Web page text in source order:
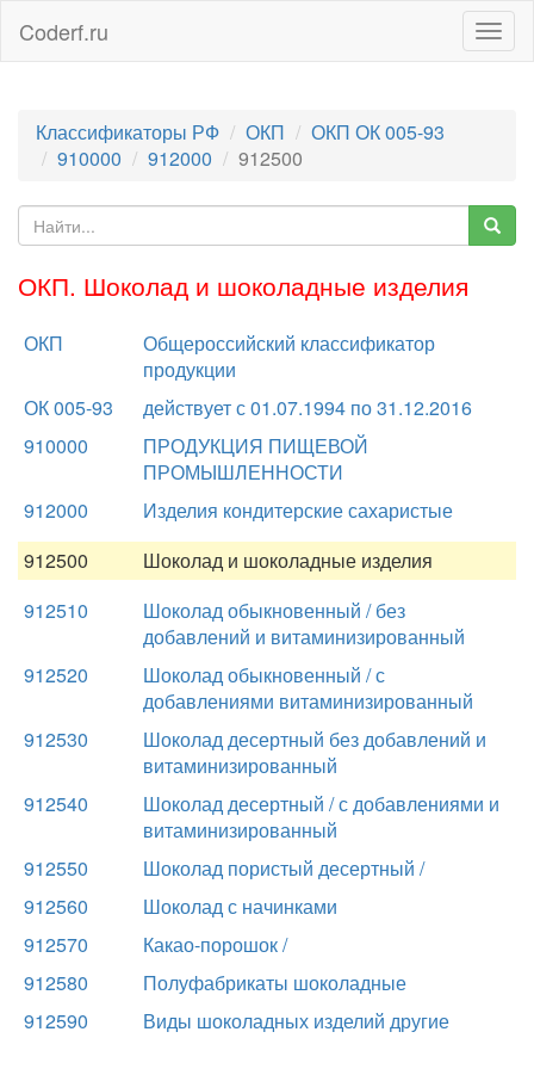
Coderf.ru
Классификаторы РФ ОКП
ОКП ОК 005-93
910000
912000 912500
ОКП. Шоколад и шоколадные изделия
ОКП
Общероссийский классификатор
продукции
ОК 005-93
действует с 01.07.1994 по 31.12.2016
910000
ПРОДУКЦИЯ ПИЩЕВОЙ
ПРОМЫШЛЕННОСТИ
912000
Изделия кондитерские сахаристые
912500
Шоколад и шоколадные изделия
912510
Шоколад обыкновенный / без
добавлений и витаминизированный
912520
Шоколад обыкновенный / с
добавлениями витаминизированный
912530
Шоколад десертный без добавлений и
витаминизированный
912540
Шоколад десертный / с добавлениями и
витаминизированный
912550
Шоколад пористый десертный /
912560
Шоколад с начинками
912570
Какао-порошок /
912580
Полуфабрикаты шоколадные
912590
Виды шоколадных изделий другие